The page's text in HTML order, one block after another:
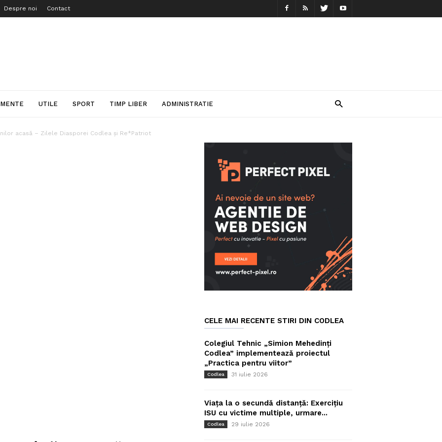
Despre noi Contact
UTILE SPORT TIMP LIBER ADMINISTRATIE
acasă – Zilele Diasporei Codlea și Re*Patriot
CELE MAI RECENTE STIRI DIN CODLEA
Colegiul Tehnic „Simion Mehedinți
Codlea” implementează proiectul
„Practica pentru viitor”
Codlea 31 iulie 2026
Viața la o secundă distanță: Exercițiu
ISU cu victime multiple, urmare...
Codlea 29 iulie 2026